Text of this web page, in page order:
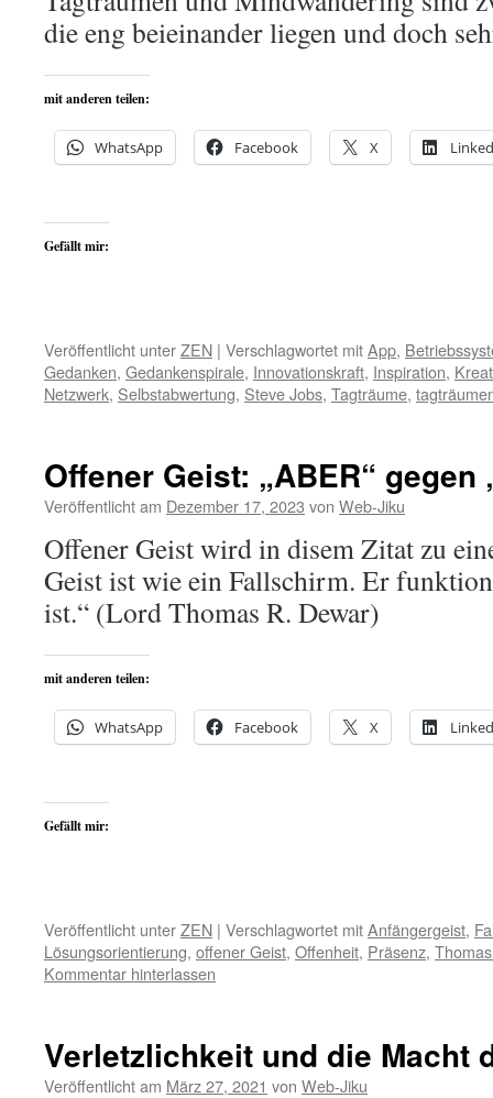
die eng beieinander liegen und doch
mit anderen teilen:
WhatsApp Facebook X
Gefällt mir:
Veröffentlicht unterZEN | Verschlagwortet mitApp,
Gedanken, Gedankenspirale, Innovationskraft, Inspiration,
Netzwerk, Selbstabwertung, Steve Jobs, Tagträume,
Offener Geist: „ABER“ gegen
Veröffentlicht am Dezember 17, 2023 von Web-Jiku
Offener Geist wird in disem Zitat zu
Geist ist wie ein Fallschirm. Er
ist.“ (Lord Thomas R. Dewar)
mit anderen teilen:
WhatsApp Facebook X
Gefällt mir:
Veröffentlicht unterZEN | Verschlagwortet mitAnfängergeist,
Lösungsorientierung, offener Geist, Offenheit, Präsenz,
Kommentar hinterlassen
Verletzlichkeit und die Macht
Veröffentlicht am März 27, 2021 von Web-Jiku